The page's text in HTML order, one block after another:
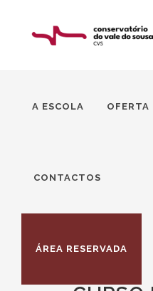
A ESCOLA OFERTA
CONTACTOS
ÁREA RESERVADA